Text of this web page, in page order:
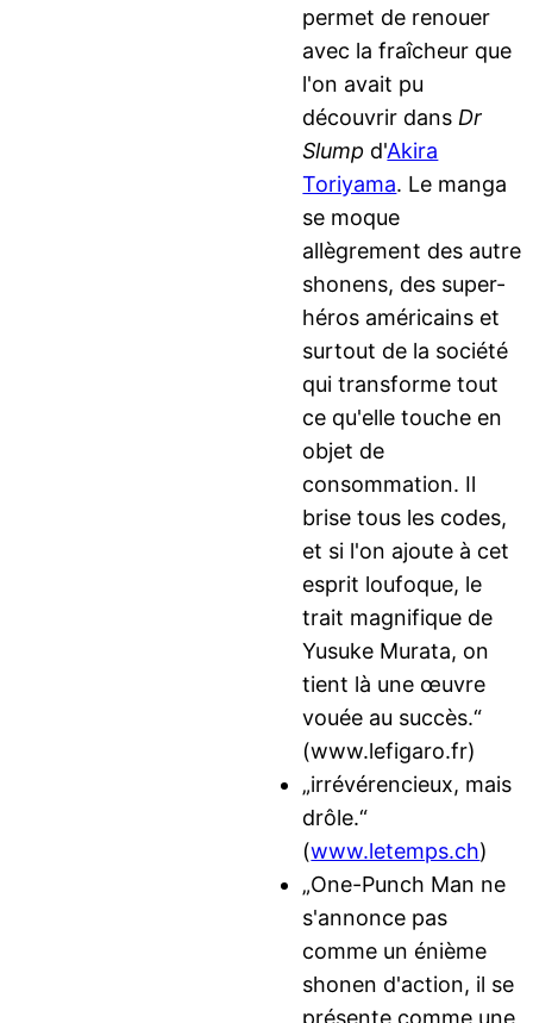
permet de renouer
avec la fraîcheur que
l'on avait pu
découvrir dans Dr
Slump d'Akira
Toriyama. Le manga
se moque
allègrement des autre
shonens, des super-
héros américains et
surtout de la société
qui transforme tout
ce qu'elle touche en
objet de
consommation. Il
brise tous les codes,
et si l'on ajoute à cet
esprit loufoque, le
trait magnifique de
Yusuke Murata, on
tient là une œuvre
vouée au succès.“
(www.lefigaro.fr)
„irrévérencieux, mais
drôle.“
(www.letemps.ch)
„One-Punch Man ne
s'annonce pas
comme un énième
shonen d'action, il se
présente comme une